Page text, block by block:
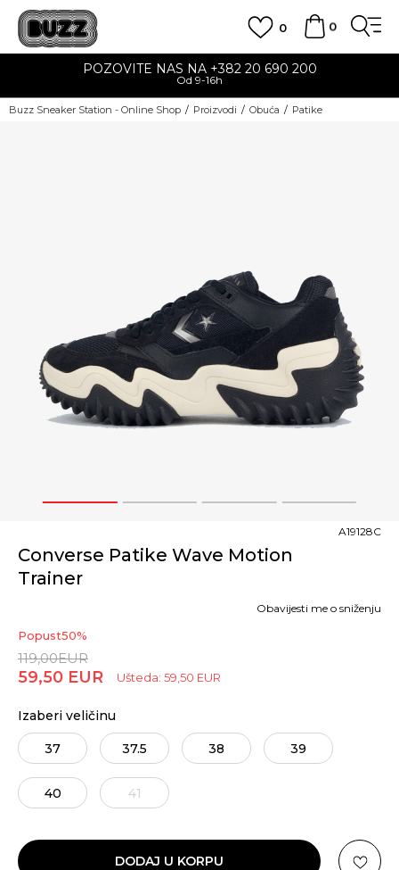
0
0
POZOVITE NAS NA +382 20 690 200
Od 9-16h
Buzz Sneaker Station - Online Shop Proizvodi Obuća Patike
1 2 3 4
Converse Patike Wave Motion
Trainer
A19128C
Popust50%
119,00EUR
59,50 EUR Ušteda: 59,50 EUR
Obavijesti me o sniženju
Izaberi veličinu
37 37.5 38 39
40 41
DODAJ U KORPU